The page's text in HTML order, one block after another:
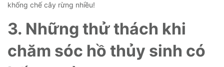
khống chế cây rừng nhiều!
3. Những thử thách khi
chăm sóc hồ thủy sinh có